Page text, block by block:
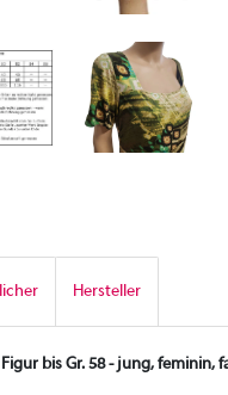
Hersteller
bis Gr. 58 - jung, feminin,